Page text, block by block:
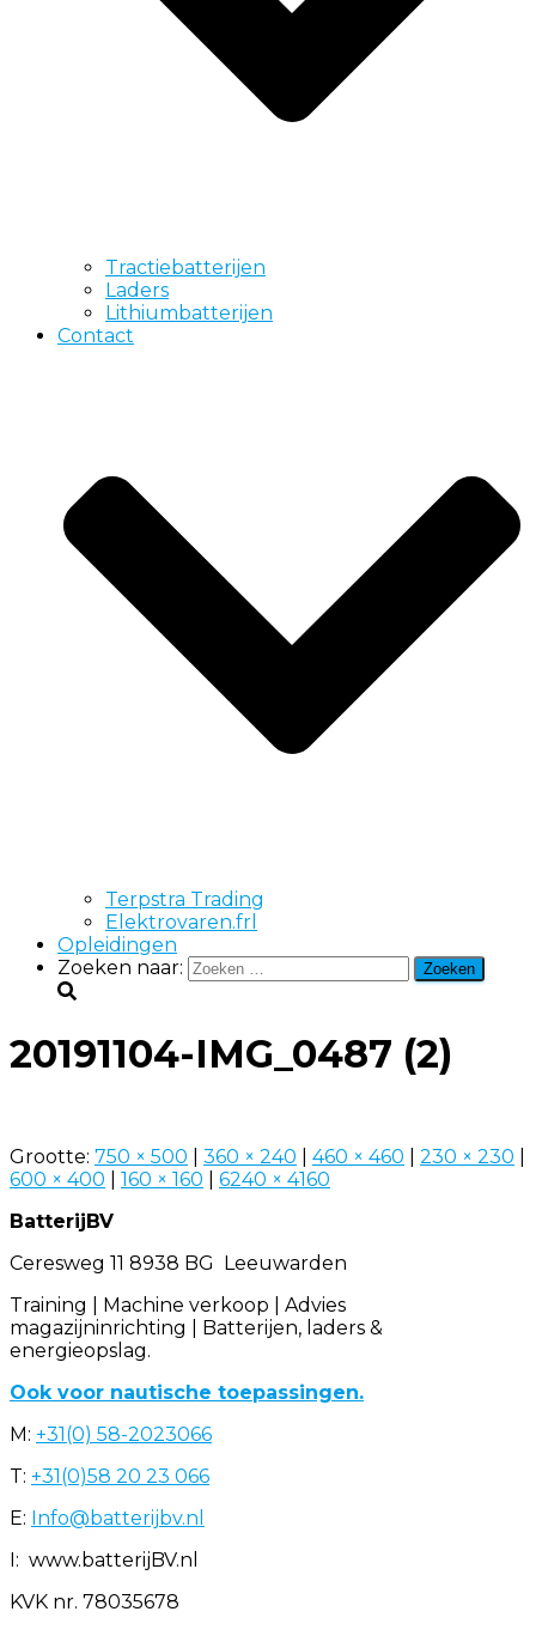
Tractiebatterijen
Laders
Lithiumbatterijen
Contact
Terpstra Trading
Elektrovaren.frl
Opleidingen
Zoeken naar:
20191104-IMG_0487 (2)
Grootte: 750 × 500 360 × 240 460 × 460 230 × 230
600 × 400
160 × 160
6240 × 4160
BatterijBV
Ceresweg 11 8938 BG Leeuwarden
Training | Machine verkoop | Advies
magazijninrichting | Batterijen, laders &
energieopslag.
Ook voor nautische toepassingen.
M: +31(0) 58-2023066
T: +31(0)58 20 23 066
E: Info@batterijbv.nl
I: www.batterijBV.nl
KVK nr. 78035678